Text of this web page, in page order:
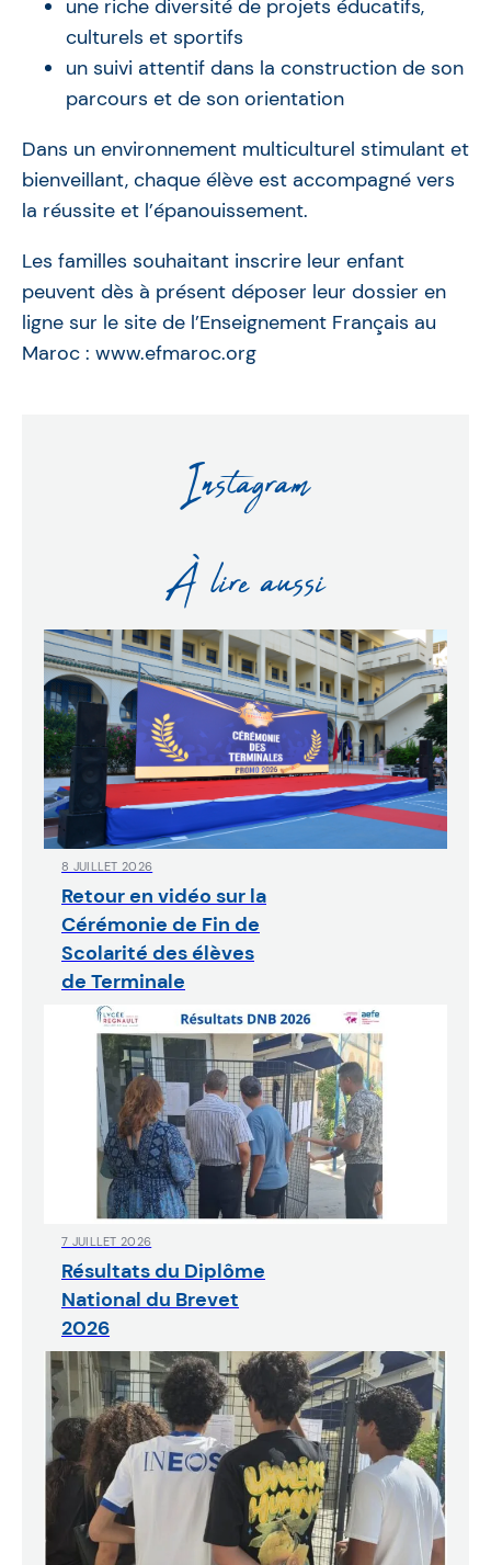
une riche diversité de projets éducatifs,
culturels et sportifs
un suivi attentif dans la construction de son
parcours et de son orientation
Dans un environnement multiculturel stimulant et
bienveillant, chaque élève est accompagné vers
la réussite et l’épanouissement.
Les familles souhaitant inscrire leur enfant
peuvent dès à présent déposer leur dossier en
ligne sur le site de l’Enseignement Français au
Maroc : www.efmaroc.org
Instagram
À lire aussi
8 JUILLET 2026
Retour en vidéo sur la
Cérémonie de Fin de
Scolarité des élèves
de Terminale
7 JUILLET 2026
Résultats du Diplôme
National du Brevet
2026